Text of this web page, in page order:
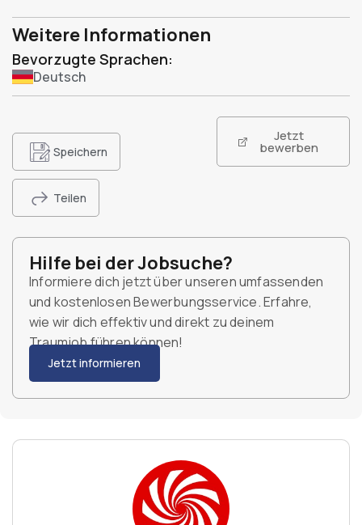
Weitere Informationen
Bevorzugte Sprachen:
Deutsch
Speichern
Teilen
Jetzt
bewerben
Hilfe bei der Jobsuche?
Informiere dich jetzt über unseren umfassenden
und kostenlosen Bewerbungsservice. Erfahre,
wie wir dich effektiv und direkt zu deinem
Traumjob führen können!
Jetzt informieren